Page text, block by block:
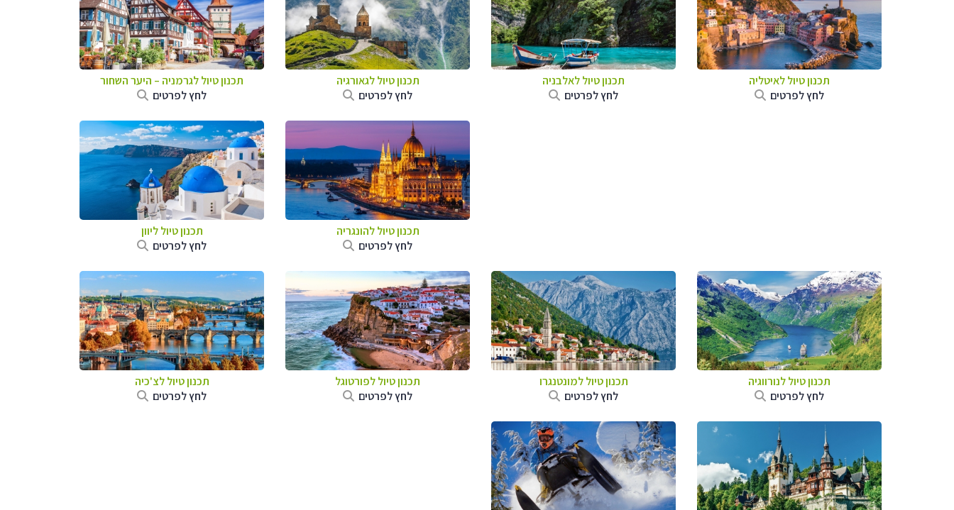
תכנון טיול לאיטליה
לחץ לפרטים
תכנון טיול לאלבניה
לחץ לפרטים
תכנון טיול לגאורגיה
לחץ לפרטים
תכנון טיול לגרמניה – היער השחור
לחץ לפרטים
תכנון טיול להונגריה
לחץ לפרטים
תכנון טיול ליוון
לחץ לפרטים
תכנון טיול לנורווגיה
לחץ לפרטים
תכנון טיול למונטנגרו
לחץ לפרטים
תכנון טיול לפורטוגל
לחץ לפרטים
תכנון טיול לצ'כיה
לחץ לפרטים